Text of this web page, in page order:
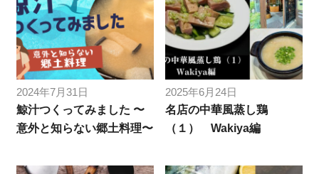
2024年7月31日
鯨汁つくってみました 〜
意外と知らない郷土料理〜
2025年6月24日
名店の中華風蒸し鶏
（１） Wakiya編